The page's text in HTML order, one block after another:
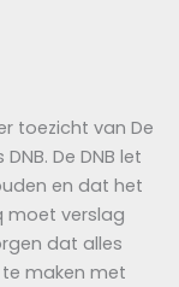
toezicht van De
De DNB let
en dat het
moet verslag
dat alles
maken met